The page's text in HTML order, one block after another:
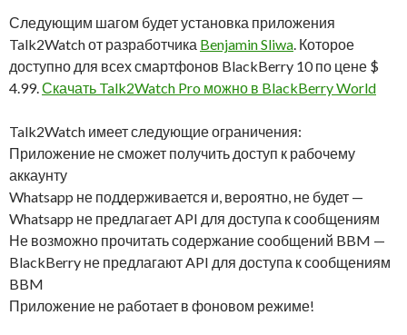
Следующим шагом будет установка приложения
Talk2Watch от разработчика Benjamin Sliwa. Которое
доступно для всех смартфонов BlackBerry 10 по цене $
4.99.Скачать Talk2Watch Pro можно в BlackBerry World
Talk2Watch имеет следующие ограничения:
Приложение не сможет получить доступ к рабочему
аккаунту
Whatsapp не поддерживается и, вероятно, не будет —
Whatsapp не предлагает API для доступа к сообщениям
Не возможно прочитать содержание сообщений BBM —
BlackBerry не предлагают API для доступа к сообщениям
BBM
Приложение не работает в фоновом режиме!